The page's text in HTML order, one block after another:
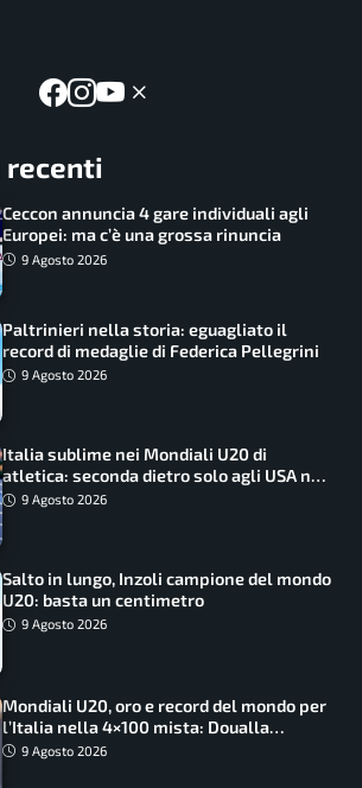
Ceccon annuncia 4 gare individuali agli
Europei: ma c’è una grossa rinuncia
9 Agosto 2026
Paltrinieri nella storia: eguagliato il
record di medaglie di Federica Pellegrini
9 Agosto 2026
Italia sublime nei Mondiali U20 di
atletica: seconda dietro solo agli USA nel
medagliere
9 Agosto 2026
Salto in lungo, Inzoli campione del mondo
U20: basta un centimetro
9 Agosto 2026
Mondiali U20, oro e record del mondo per
l’Italia nella 4×100 mista: Doualla
straordinaria
9 Agosto 2026